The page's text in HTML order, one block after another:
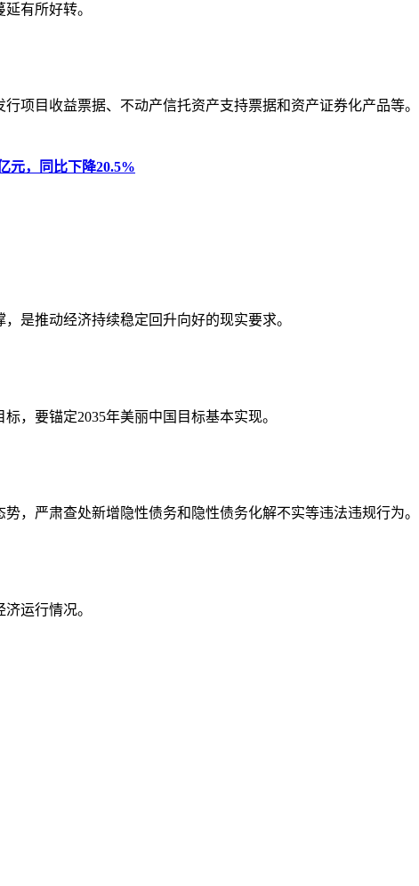
有所好转。
项目收益票据、不动产信托资产支持票据和资产证券化产品等。
元，同比下降20.5%
是推动经济持续稳定回升向好的现实要求。
，要锚定2035年美丽中国目标基本实现。
，严肃查处新增隐性债务和隐性债务化解不实等违法违规行为。
运行情况。